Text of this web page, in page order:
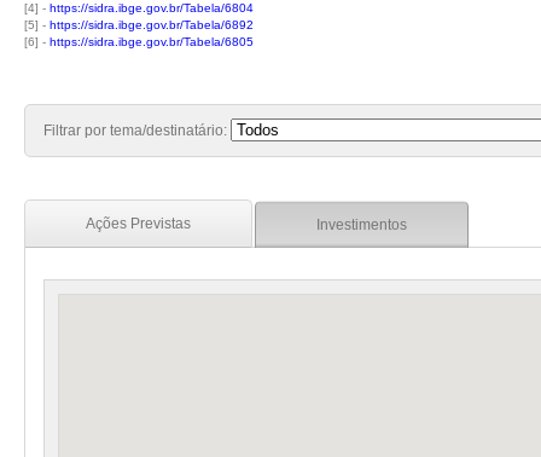
[4] - https://sidra.ibge.gov.br/Tabela/6804
[5] - https://sidra.ibge.gov.br/Tabela/6892
[6] - https://sidra.ibge.gov.br/Tabela/6805
Filtrar por tema/destinatário:
Ações Previstas Investimentos